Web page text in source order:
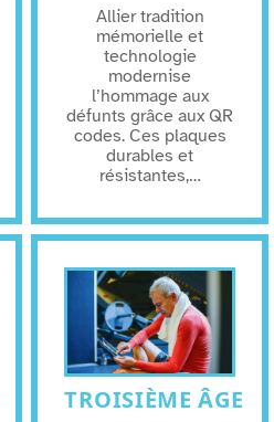
Allier tradition
mémorielle et
technologie
modernise
l’hommage aux
défunts grâce aux QR
codes. Ces plaques
durables et
résistantes,…
TROISIÈME ÂGE